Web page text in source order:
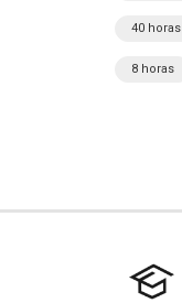
40 horas
8 horas